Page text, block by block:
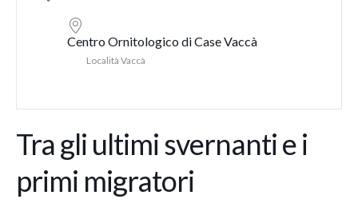
Centro Ornitologico di Case Vaccà
Località Vaccà
Tra gli ultimi svernanti e i
primi migratori